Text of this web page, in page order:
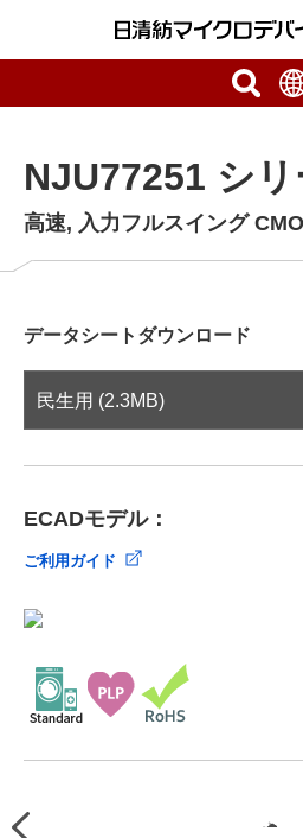
NJU77251 シ
高速, 入力フルスイング
データシートダウンロード
民生用 (2.3MB)
ECADモデル：
ご利用ガイド
Previous